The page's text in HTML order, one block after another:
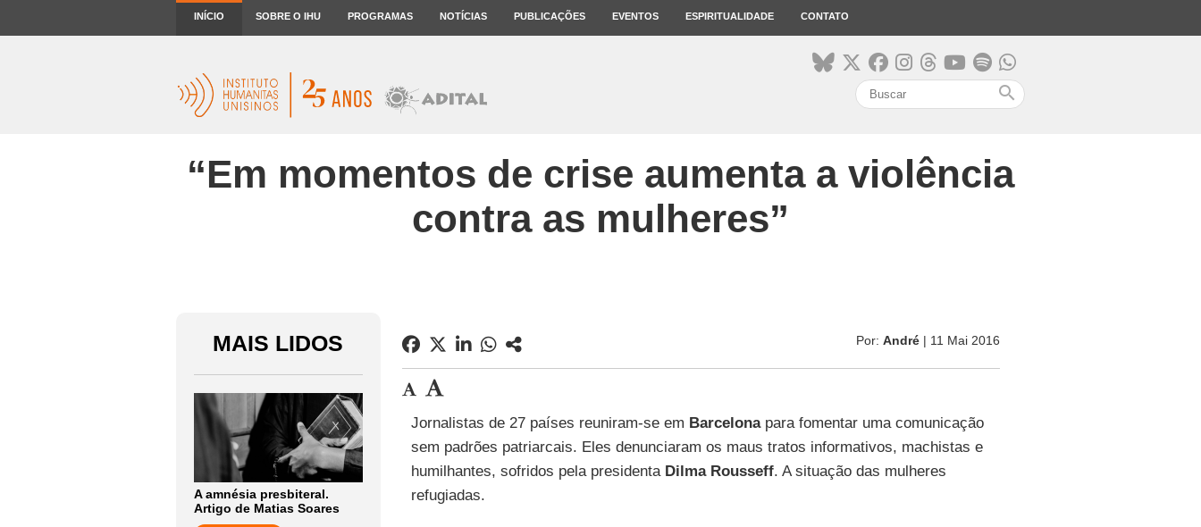
INÍCIO SOBRE O IHU PROGRAMAS NOTÍCIAS PUBLICAÇÕES EVENTOS ESPIRITUALIDADE CONTATO
search
“Em momentos de crise aumenta a violência
contra as mulheres”
MAIS LIDOS
A amnésia presbiteral.
Artigo de Matias Soares
Por: André| 11 Mai 2016
Jornalistas de 27 países reuniram-se em Barcelonapara fomentar uma comunicação
sem padrões patriarcais. Eles denunciaram os maus tratos informativos, machistas e
humilhantes, sofridos pela presidenta Dilma Rousseff. A situação das mulheres
refugiadas.